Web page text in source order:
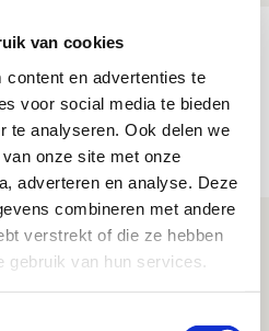
van cookies
en advertenties te
voor social media te bieden
te analyseren. Ook delen we
onze site met onze
adverteren en analyse. Deze
combineren met andere
verstrekt of die ze hebben
van hun services.
update en
Baas en
in fotoverslag van
Shelbourne